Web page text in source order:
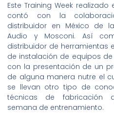
Este Training Week
contó con la
distribuidor en México de
Audio y Mosconi. Así
distribuidor de herramientas
de instalación de equipos
con la presentación de un
de alguna manera nutre el
se llevan otro tipo de
técnicas de fabricación
semana de entrenamiento.